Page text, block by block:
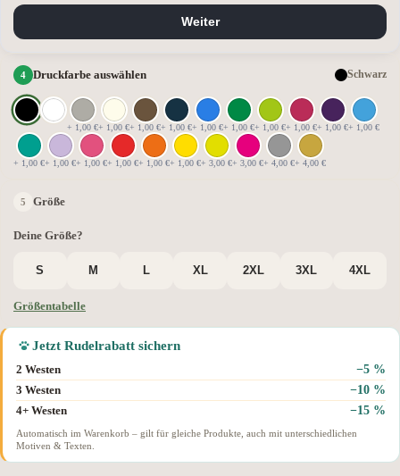
Weiter
Druckfarbe auswählen Schwarz
+ 1,00 €+ 1,00 €+ 1,00 €+ 1,00 €+ 1,00 €+ 1,00 €+ 1,00 €+ 1,00 €+ 1,00 €+ 1,00 €
+ 1,00 €+ 1,00 €+ 1,00 €+ 1,00 €+ 1,00 €+ 1,00 €+ 3,00 €+ 3,00 €+ 4,00 €+ 4,00 €
Größe
Deine Größe?
S M L XL 2XL 3XL 4XL
Größentabelle
Jetzt Rudelrabatt sichern
2 Westen −5 %
3 Westen −10 %
4+ Westen −15 %
Automatisch im Warenkorb – gilt für gleiche Produkte, auch mit unterschiedlichen
Motiven & Texten.